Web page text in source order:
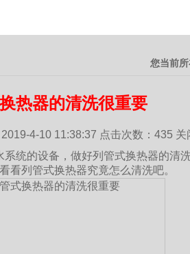
您当前所
热器的清洗很重要
4-10 11:38:37 点击次数： 435 关
统的设备，做好列管式换热器的清
看列管式换热器究竟怎么清洗吧。